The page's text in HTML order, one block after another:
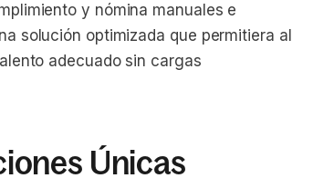
y nómina manuales e
solución optimizada que permitiera al
adecuado sin cargas
Únicas